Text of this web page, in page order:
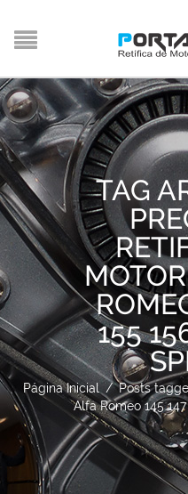
TAG
155
Página Inicial / Posts
Alfa Romeo 145